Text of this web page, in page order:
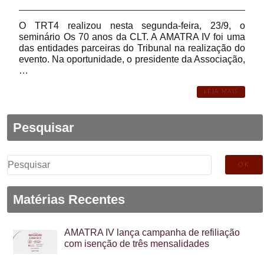
O TRT4 realizou nesta segunda-feira, 23/9, o
seminário Os 70 anos da CLT. A AMATRA IV foi uma
das entidades parceiras do Tribunal na realização do
evento. Na oportunidade, o presidente da Associação,
…
LEIA MAIS
Pesquisar
Pesquisar
por:
Matérias Recentes
AMATRA IV lança campanha de refiliação
com isenção de três mensalidades